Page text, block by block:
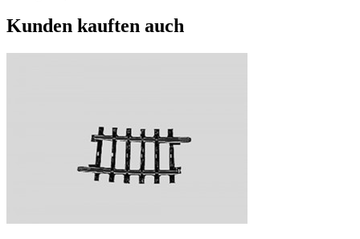
Kunden kauften auch